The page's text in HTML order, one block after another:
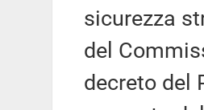
sicurezza
del
decreto del